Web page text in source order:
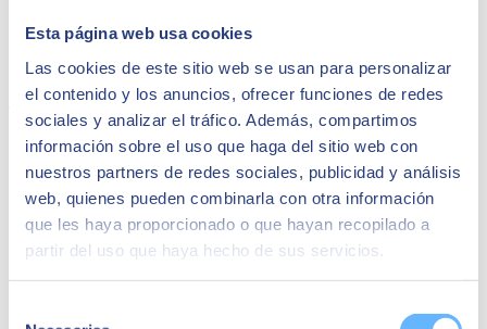
Esta página web usa cookies
Las cookies de este sitio web se usan para personalizar
el contenido y los anuncios, ofrecer funciones de redes
sociales y analizar el tráfico. Además, compartimos
información sobre el uso que haga del sitio web con
nuestros partners de redes sociales, publicidad y análisis
web, quienes pueden combinarla con otra información
que les haya proporcionado o que hayan recopilado a
partir del uso que haya hecho de sus servicios.
Los consumidores se han vuelto más exigentes y tienen acceso a
innumerables opciones de consumo, lo que ha obligado a los
minoristas a una adopción acelerada de las nuevas tecnologías.
Jacinto Vázquez
Director SEIDOR Retail Services